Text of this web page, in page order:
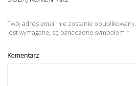
Twój adres email nie zostanie opublikowany.
jest wymagane, są oznaczone symbolem *
Komentarz